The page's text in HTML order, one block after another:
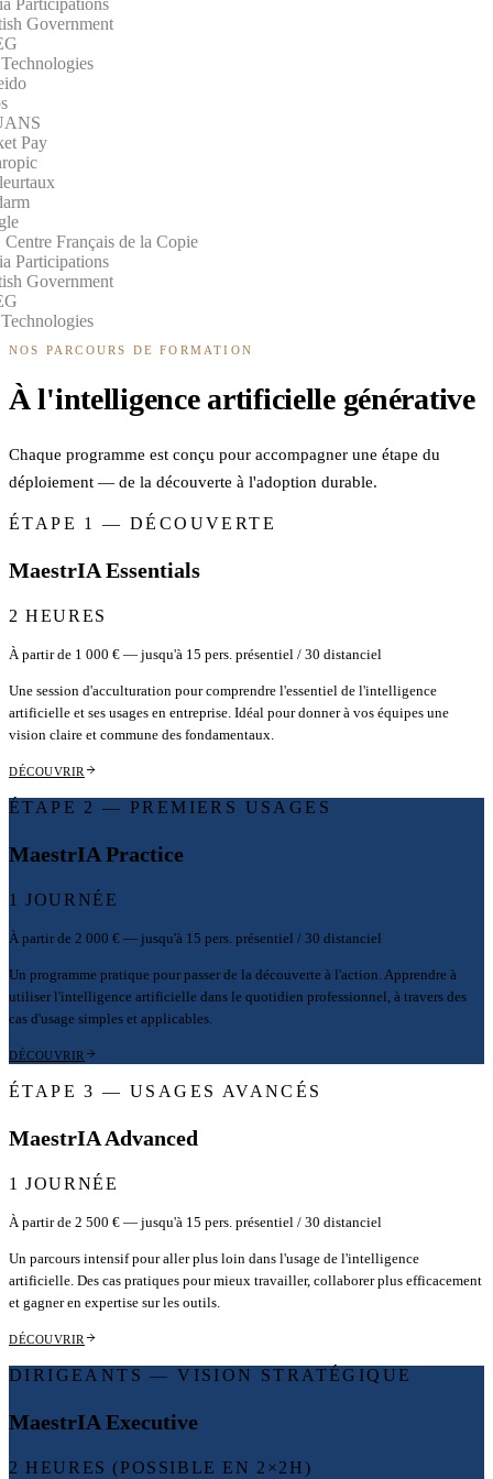
Participations
Government
Pay
Français de la Copie
Participations
Government
NOS PARCOURS DE FORMATION
À l'intelligence artificielle générative
Chaque programme est conçu pour accompagner une étape du
déploiement — de la découverte à l'adoption durable.
ÉTAPE 1 — DÉCOUVERTE
MaestrIA Essentials
2 HEURES
À partir de 1 000 € — jusqu'à 15 pers. présentiel / 30 distanciel
Une session d'acculturation pour comprendre l'essentiel de l'intelligence
artificielle et ses usages en entreprise. Idéal pour donner à vos équipes une
vision claire et commune des fondamentaux.
DÉCOUVRIR
ÉTAPE 2 — PREMIERS USAGES
MaestrIA Practice
1 JOURNÉE
À partir de 2 000 € — jusqu'à 15 pers. présentiel / 30 distanciel
Un programme pratique pour passer de la découverte à l'action. Apprendre à
utiliser l'intelligence artificielle dans le quotidien professionnel, à travers des
cas d'usage simples et applicables.
DÉCOUVRIR
ÉTAPE 3 — USAGES AVANCÉS
MaestrIA Advanced
1 JOURNÉE
À partir de 2 500 € — jusqu'à 15 pers. présentiel / 30 distanciel
Un parcours intensif pour aller plus loin dans l'usage de l'intelligence
artificielle. Des cas pratiques pour mieux travailler, collaborer plus efficacement
et gagner en expertise sur les outils.
DÉCOUVRIR
DIRIGEANTS — VISION STRATÉGIQUE
MaestrIA Executive
2 HEURES (POSSIBLE EN 2×2H)